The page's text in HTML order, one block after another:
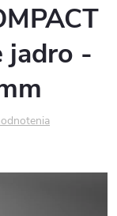
jadro -